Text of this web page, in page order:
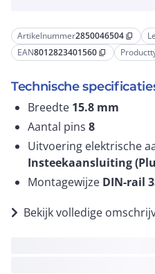
Artikelnummer2850046504 content_copy
EAN8012823401560 content_copy
Technische
Breedte 15.8 mm
Aantal pins 8
Uitvoering elektrische
Insteekaansluiting
Montagewijze DIN-rail
Bekijk volledige